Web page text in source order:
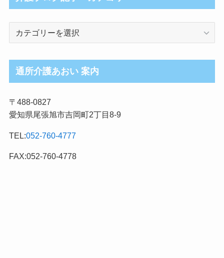
ロ
グ
事
カ
ゴ
リ
通所介護あおい 案内
〒488-0827
愛知県尾張旭市吉岡町2丁目8-9
TEL:052-760-4777
FAX:052-760-4778